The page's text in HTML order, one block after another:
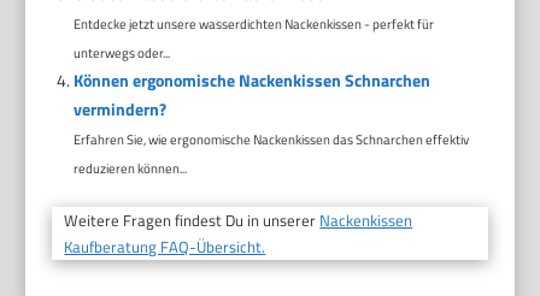
Entdecke jetzt unsere wasserdichten Nackenkissen - perfekt für
unterwegs oder...
Können ergonomische Nackenkissen Schnarchen
vermindern?
Erfahren Sie, wie ergonomische Nackenkissen das Schnarchen effektiv
reduzieren können...
Weitere Fragen findest Du in unserer Nackenkissen
Kaufberatung FAQ-Übersicht.